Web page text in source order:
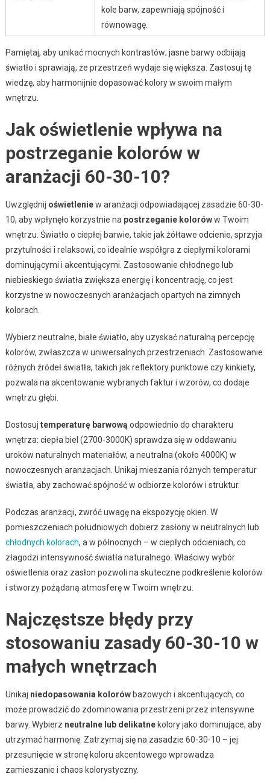
kole barw, zapewniają spójność i
równowagę.
Pamiętaj, aby unikać mocnych kontrastów; jasne barwy odbijają
światło i sprawiają, że przestrzeń wydaje się większa. Zastosuj tę
wiedzę, aby harmonijnie dopasować kolory w swoim małym
wnętrzu.
Jak oświetlenie wpływa na
postrzeganie kolorów w
aranżacji 60-30-10?
Uwzględnij oświetleniew aranżacji odpowiadającej zasadzie 60-30-
10, aby wpłynęło korzystnie na postrzeganie koloróww Twoim
wnętrzu. Światło o ciepłej barwie, takie jak żółtawe odcienie, sprzyja
przytulności i relaksowi, co idealnie współgra z ciepłymi kolorami
dominującymi i akcentującymi. Zastosowanie chłodnego lub
niebieskiego światła zwiększa energię i koncentrację, co jest
korzystne w nowoczesnych aranżacjach opartych na zimnych
kolorach.
Wybierz neutralne, białe światło, aby uzyskać naturalną percepcję
kolorów, zwłaszcza w uniwersalnych przestrzeniach. Zastosowanie
różnych źródeł światła, takich jak reflektory punktowe czy kinkiety,
pozwala na akcentowanie wybranych faktur i wzorów, co dodaje
wnętrzu głębi.
Dostosuj temperaturę barwową odpowiednio do charakteru
wnętrza: ciepła biel (2700-3000K) sprawdza się w oddawaniu
uroków naturalnych materiałów, a neutralna (około 4000K) w
nowoczesnych aranżacjach. Unikaj mieszania różnych temperatur
światła, aby zachować spójność w odbiorze kolorów i struktur.
Podczas aranżacji, zwróć uwagę na ekspozycję okien. W
pomieszczeniach południowych dobierz zasłony w neutralnych lub
chłodnych kolorach, a w północnych – w ciepłych odcieniach, co
złagodzi intensywność światła naturalnego. Właściwy wybór
oświetlenia oraz zasłon pozwoli na skuteczne podkreślenie kolorów
i stworzy pożądaną atmosferę w Twoim wnętrzu.
Najczęstsze błędy przy
stosowaniu zasady 60-30-10 w
małych wnętrzach
Unikaj niedopasowania kolorówbazowych i akcentujących, co
może prowadzić do zdominowania przestrzeni przez intensywne
barwy. Wybierz neutralne lub delikatnekolory jako dominujące, aby
utrzymać harmonię. Zatrzymaj się na zasadzie 60-30-10 – jej
przesunięcie w stronę koloru akcentowego wprowadza
zamieszanie i chaos kolorystyczny.